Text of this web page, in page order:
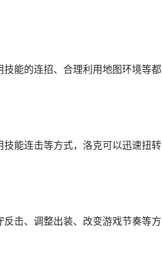
能的连招、合理利用地图环境等都
能连击等方式，洛克可以迅速扭转
击、调整出装、改变游戏节奏等方